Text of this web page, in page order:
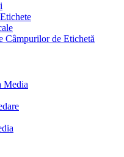
Câmpurilor de Etichetă
Media